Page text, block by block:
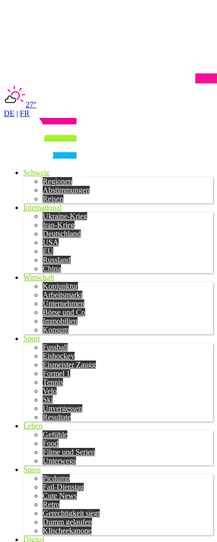
27°
DE | FR
Schweiz
Regionen
Abstimmungen
Reisen
International
Ukraine-Krieg
Iran-Krieg
Deutschland
USA
EU
Russland
China
Wirtschaft
Konjunktur
Arbeitsmarkt
Unternehmen
Börse und Co
Immobilien
Konsum
Sport
Fussball
Eishockey
Eismeister Zaugg
Formel 1
Tennis
Velo
Ski
Unvergessen
Resultate
Leben
Gefühle
Food
Filme und Serien
Unterwegs
Spass
Picdump
Fail-Dienstag
Cute News
Retro
Gerechtigkeit siegt
Dumm gelaufen
Klischeekanone
Digital